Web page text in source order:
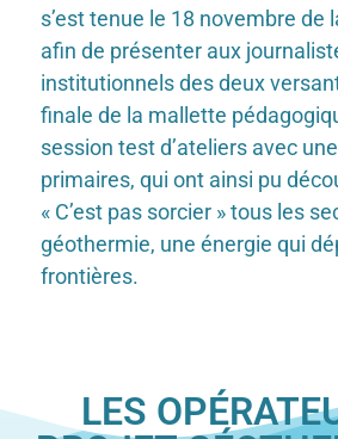
s’est tenue le 18 novembre de
afin de présenter aux
institutionnels des deux
finale de la mallette
session test d’ateliers avec
primaires, qui ont ainsi pu
« C’est pas sorcier » tous les
géothermie, une énergie qui
frontières.
LES